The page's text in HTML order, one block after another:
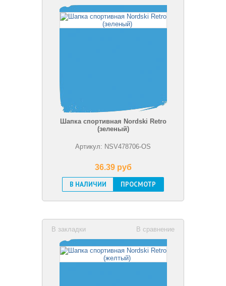
Шапка спортивная Nordski Retro
(зеленый)
Артикул: NSV478706-OS
36.39 pуб
В НАЛИЧИИ
ПРОСМОТР
В сравнение
В закладки